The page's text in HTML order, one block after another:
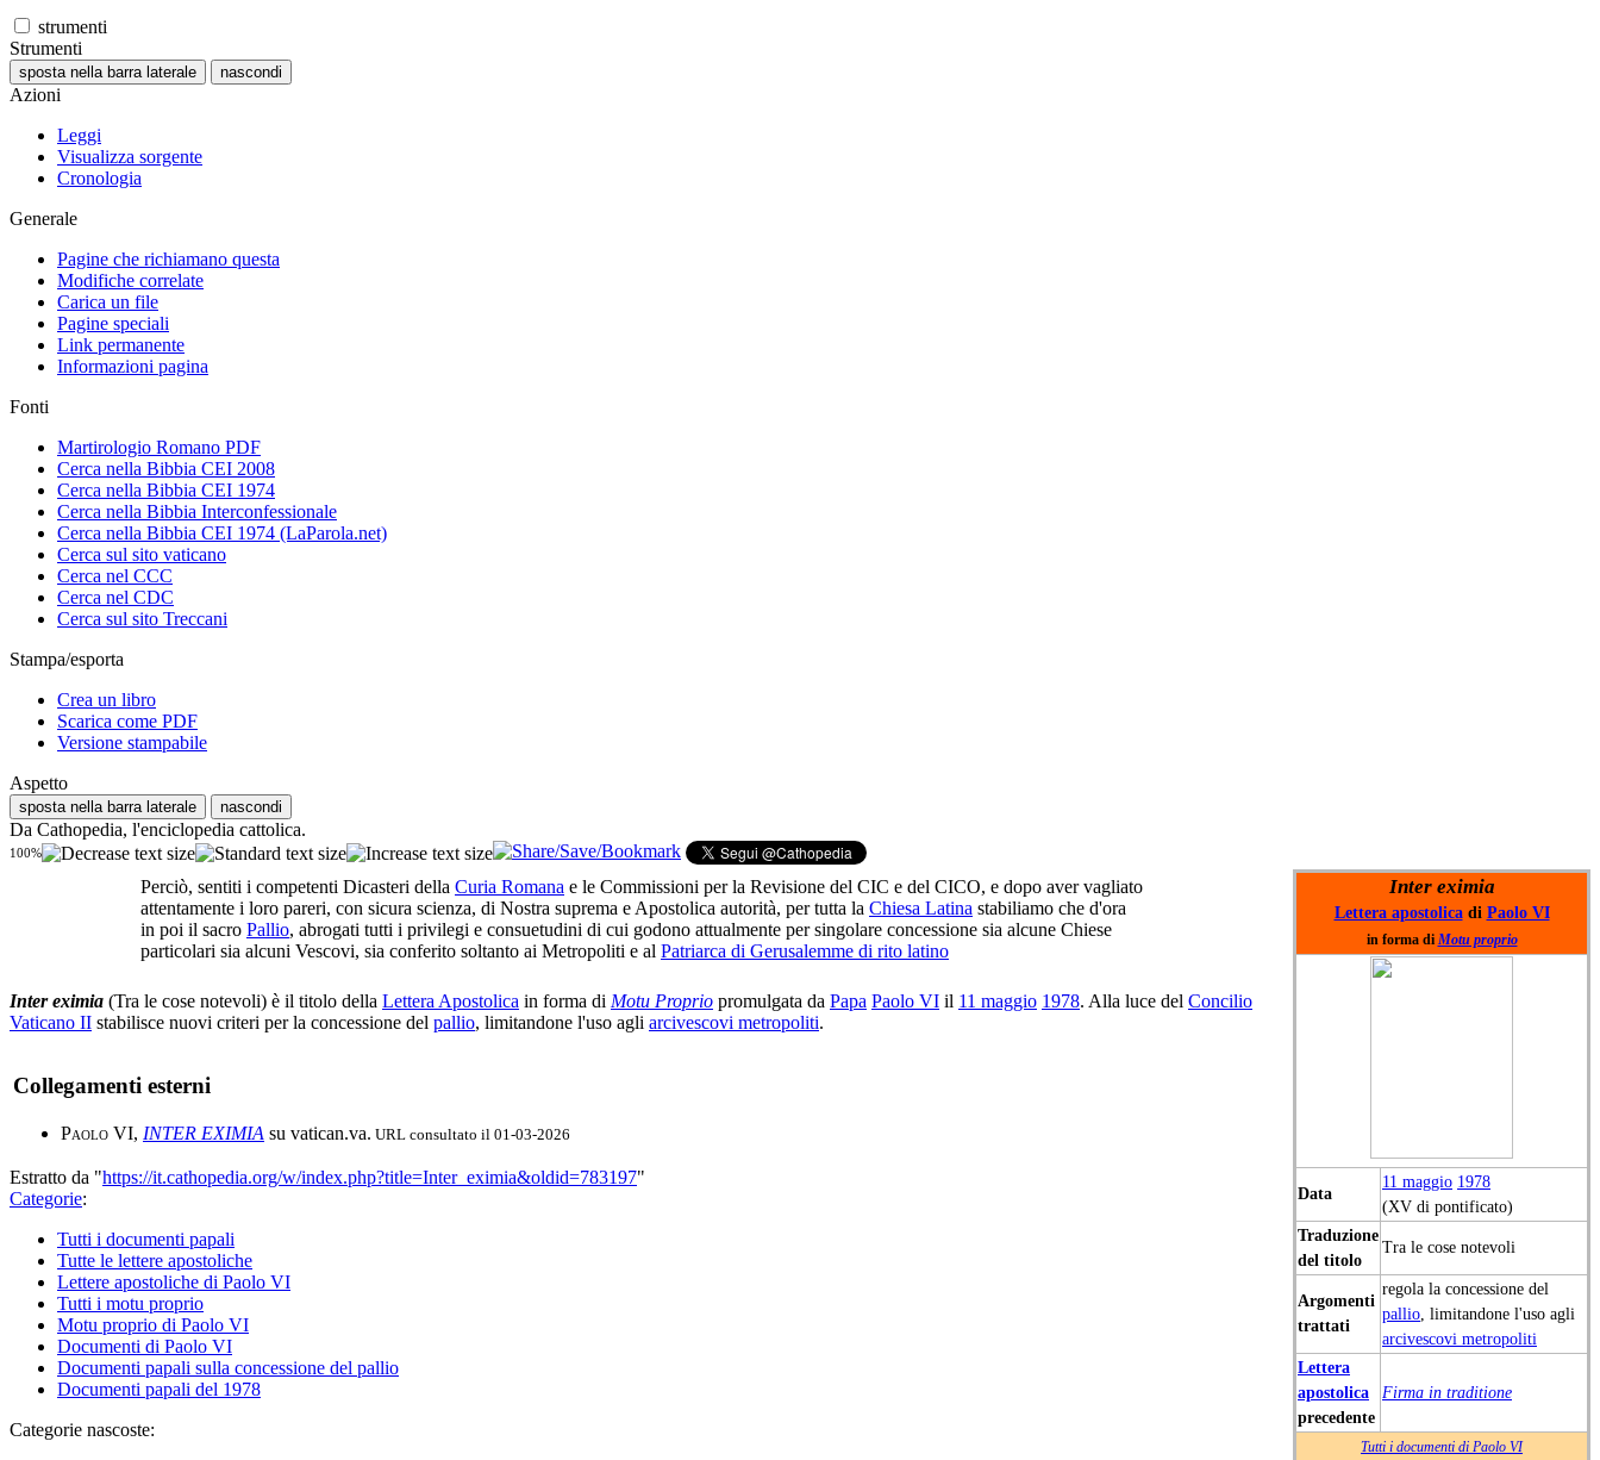
strumenti
Strumenti
sposta nella barra laterale nascondi
Azioni
Leggi
Visualizza sorgente
Cronologia
Generale
Pagine che richiamano questa
Modifiche correlate
Carica un file
Pagine speciali
Link permanente
Informazioni pagina
Fonti
Martirologio Romano PDF
Cerca nella Bibbia CEI 2008
Cerca nella Bibbia CEI 1974
Cerca nella Bibbia Interconfessionale
Cerca nella Bibbia CEI 1974 (LaParola.net)
Cerca sul sito vaticano
Cerca nel CCC
Cerca nel CDC
Cerca sul sito Treccani
Stampa/esporta
Crea un libro
Scarica come PDF
Versione stampabile
Aspetto
sposta nella barra laterale nascondi
Da Cathopedia, l'enciclopedia cattolica.
100%
Inter eximia
Lettera apostolicadi Paolo VI
in forma di Motu proprio
Data
11 maggio 1978
(XV di pontificato)
Traduzione
del titolo
Tra le cose notevoli
Argomenti
trattati
regola la concessione del
pallio, limitandone l'uso agli
arcivescovi metropoliti
Lettera
apostolica
precedente
Firma in traditione
Tutti i documenti di Paolo VI
Perciò, sentiti i competenti Dicasteri della Curia Romana e le Commissioni per la Revisione del CIC e del CICO, e dopo aver vagliato
attentamente i loro pareri, con sicura scienza, di Nostra suprema e Apostolica autorità, per tutta la Chiesa Latina stabiliamo che d'ora
in poi il sacro Pallio, abrogati tutti i privilegi e consuetudini di cui godono attualmente per singolare concessione sia alcune Chiese
particolari sia alcuni Vescovi, sia conferito soltanto ai Metropoliti e al Patriarca di Gerusalemme di rito latino
Inter eximia (Tra le cose notevoli) è il titolo della Lettera Apostolica in forma di Motu Proprio promulgata da Papa Paolo VI il 11 maggio 1978. Alla luce del Concilio
Vaticano II stabilisce nuovi criteri per la concessione del pallio, limitandone l'uso agli arcivescovi metropoliti.
Collegamenti esterni
Paolo VI, INTER EXIMIA su vatican.va. URL consultato il 01-03-2026
Estratto da "https://it.cathopedia.org/w/index.php?title=Inter_eximia&oldid=783197"
Categorie:
Tutti i documenti papali
Tutte le lettere apostoliche
Lettere apostoliche di Paolo VI
Tutti i motu proprio
Motu proprio di Paolo VI
Documenti di Paolo VI
Documenti papali sulla concessione del pallio
Documenti papali del 1978
Categorie nascoste: